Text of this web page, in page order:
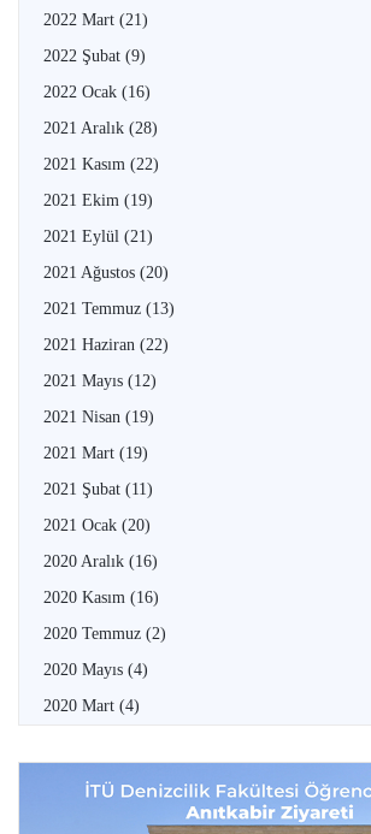
2022 Mart (21)
2022 Şubat (9)
2022 Ocak (16)
2021 Aralık (28)
2021 Kasım (22)
2021 Ekim (19)
2021 Eylül (21)
2021 Ağustos (20)
2021 Temmuz (13)
2021 Haziran (22)
2021 Mayıs (12)
2021 Nisan (19)
2021 Mart (19)
2021 Şubat (11)
2021 Ocak (20)
2020 Aralık (16)
2020 Kasım (16)
2020 Temmuz (2)
2020 Mayıs (4)
2020 Mart (4)